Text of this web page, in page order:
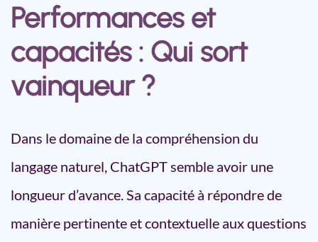
Performances et
capacités : Qui sort
vainqueur ?
Dans le domaine de la compréhension du
langage naturel, ChatGPT semble avoir une
longueur d’avance. Sa capacité à répondre de
manière pertinente et contextuelle aux questions